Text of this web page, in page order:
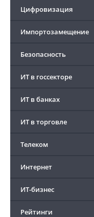
Цифровизация
Импортозамещение
Безопасность
ИТ в госсекторе
ИТ в банках
ИТ в торговле
Телеком
Интернет
ИТ-бизнес
Рейтинги